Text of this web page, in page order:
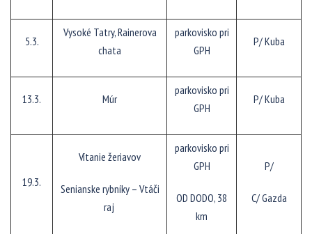
5.3.
Vysoké Tatry, Rainerova
chata
parkovisko pri
GPH
P/ Kuba
13.3. Múr
parkovisko pri
GPH
P/ Kuba
19.3.
Vítanie žeriavov
Senianske rybníky – Vtáči
raj
parkovisko pri
GPH
OD DODO, 38
km
P/
C/ Gazda